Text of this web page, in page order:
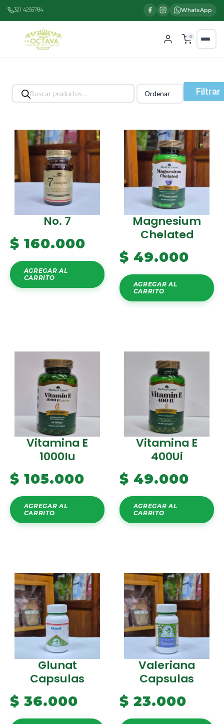
321 4255784 WhatsApp
0
Búsqueda
de
Filtrar
No. 7
$ 160.000
AGREGAR AL
CARRITO
Magnesium
Chelated
$ 49.000
AGREGAR AL
CARRITO
Vitamina E
1000Iu
$ 105.000
AGREGAR AL
CARRITO
Vitamina E
400Ui
$ 49.000
AGREGAR AL
CARRITO
Glunat
Capsulas
$ 36.000
Valeriana
Capsulas
$ 23.000